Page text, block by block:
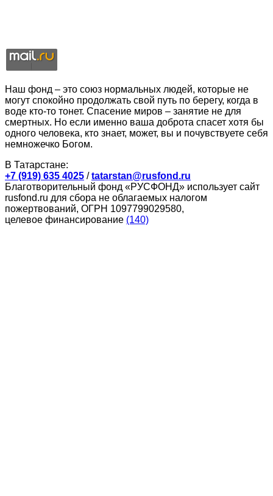
Наш фонд – это союз нормальных людей, которые не
могут спокойно продолжать свой путь по берегу, когда в
воде кто-то тонет. Спасение миров – занятие не для
смертных. Но если именно ваша доброта спасет хотя бы
одного человека, кто знает, может, вы и почувствуете себя
немножечко Богом.
В Татарстане:
+7 (919) 635 4025 /tatarstan@rusfond.ru
Благотворительный фонд «РУСФОНД» использует сайт
rusfond.ru для сбора не облагаемых налогом
пожертвований, ОГРН 1097799029580,
целевое финансирование (140)